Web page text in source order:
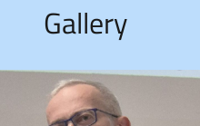
Gallery